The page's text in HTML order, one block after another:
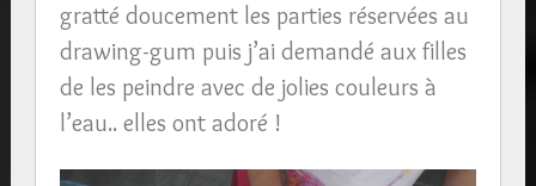
gratté doucement les parties réservées au
drawing-gum puis j’ai demandé aux filles
de les peindre avec de jolies couleurs à
l’eau.. elles ont adoré !